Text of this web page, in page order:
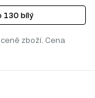
130 bílý
zboží. Cena